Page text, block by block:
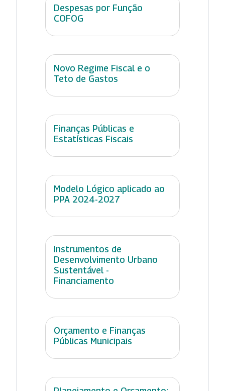
Despesas por Função
COFOG
Novo Regime Fiscal e o
Teto de Gastos
Finanças Públicas e
Estatísticas Fiscais
Modelo Lógico aplicado ao
PPA 2024-2027
Instrumentos de
Desenvolvimento Urbano
Sustentável -
Financiamento
Orçamento e Finanças
Públicas Municipais